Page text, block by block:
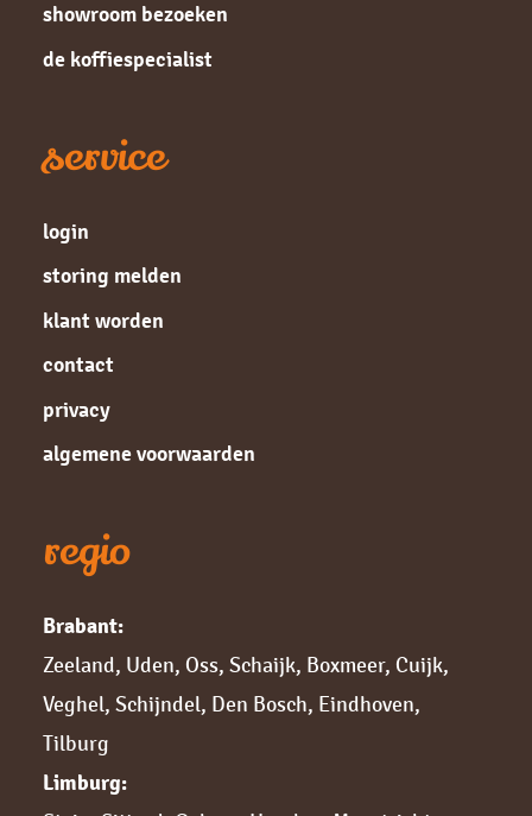
showroom bezoeken
de koffiespecialist
service
login
storing melden
klant worden
contact
privacy
algemene voorwaarden
regio
Brabant:
Zeeland, Uden, Oss, Schaijk, Boxmeer, Cuijk,
Veghel, Schijndel, Den Bosch, Eindhoven,
Tilburg
Limburg: